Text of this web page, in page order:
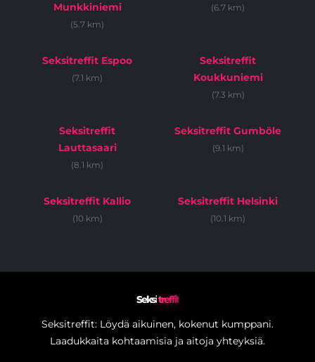
Munkkiniemi
(5.7 km)
(6.7 km)
Seksitreffit Espoo
(7.1 km)
Seksitreffit
Koukkuniemi
(7.3 km)
Seksitreffit
Lauttasaari
(8.1 km)
Seksitreffit Gumböle
(9.1 km)
Seksitreffit Kallio
(10 km)
Seksitreffit Helsinki
(10.1 km)
Seksitreffit
Seksitreffit: Löydä aikuinen, kokenut kumppani.
Laadukkaita kohtaamisia ja aitoja yhteyksiä.